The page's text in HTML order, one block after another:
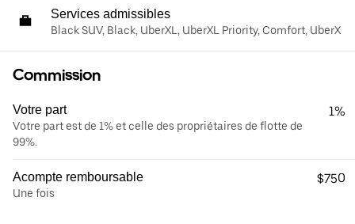
Services admissibles
Black SUV, Black, UberXL, UberXL Priority, Comfort, UberX
Commission
Votre part
Votre part est de 1% et celle des propriétaires de flotte de
99%.
1%
Acompte remboursable
Une fois
$750